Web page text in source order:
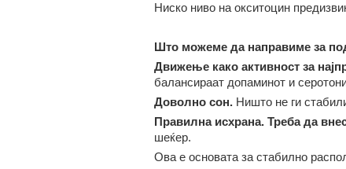
Ниско ниво на окситоцин
Што можеме да направиме за
Движење како активност за
балансираат допаминот и
Доволно сон. Ништо не ги
Правилна исхрана. Треба да
шеќер.
Ова е основата за стабилно